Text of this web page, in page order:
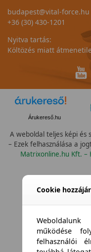
budapest@vital-force.hu
+36 (30) 430-1201
Nyitva tartás:
Költözés miatt
Árukereső.hu
A weboldal teljes képi és
– Ezek felhasználása a
Matrixonline.hu Kft. –
Cookie
működése
felhasználói
Összes vízállóság